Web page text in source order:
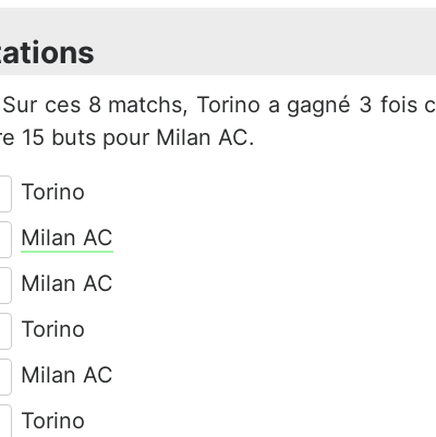
ces 8 matchs, Torino a gagné 3 fois
15 buts pour Milan AC.
Torino
Milan AC
Milan AC
Torino
Milan AC
Torino